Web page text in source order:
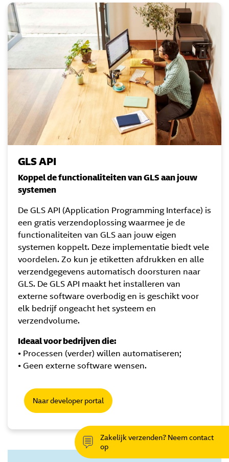
GLS API
Koppel de functionaliteiten van GLS aan jouw
systemen
De GLS API (Application Programming Interface) is
een gratis verzendoplossing waarmee je de
functionaliteiten van GLS aan jouw eigen
systemen koppelt. Deze implementatie biedt vele
voordelen. Zo kun je etiketten afdrukken en alle
verzendgegevens automatisch doorsturen naar
GLS. De GLS API maakt het installeren van
externe software overbodig en is geschikt voor
elk bedrijf ongeacht het systeem en
verzendvolume.
Ideaal voor bedrijven die:
• Processen (verder) willen automatiseren;
• Geen externe software wensen.
Naar developer portal
Zakelijk verzenden? Neem contact
op